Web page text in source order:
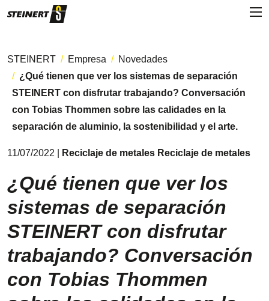
STEINERT Empresa
Novedades
¿Qué tienen que ver los sistemas de separación
STEINERT con disfrutar trabajando? Conversación
con Tobias Thommen sobre las calidades en la
separación de aluminio, la sostenibilidad y el arte.
11/07/2022 | Reciclaje de metales Reciclaje de metales
¿Qué tienen que ver los
sistemas de separación
STEINERT con disfrutar
trabajando? Conversación
con Tobias Thommen